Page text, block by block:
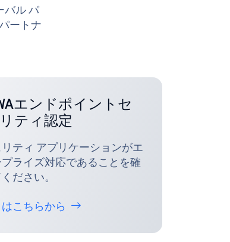
バル パ
ートナ
エンドポイントセ
ティ認定
ティ アプリケーションがエ
ライズ対応であることを確
ださい。
こちらから